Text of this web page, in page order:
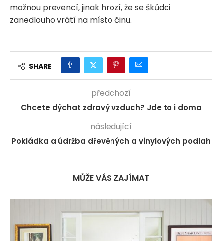
možnou prevencí, jinak hrozí, že se škůdci
zanedlouho vrátí na místo činu.
SHARE
předchozí
Chcete dýchat zdravý vzduch? Jde to i doma
následující
Pokládka a údržba dřevěných a vinylových podlah
MŮŽE VÁS ZAJÍMAT